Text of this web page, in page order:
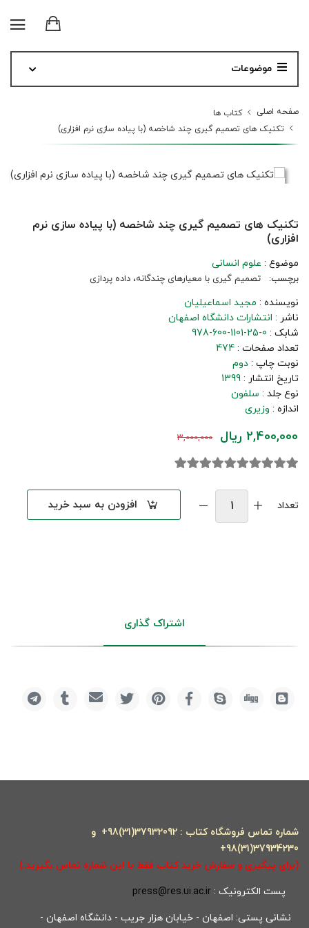
موضوعات
صفحه اصلی
کتاب ها
تکنیک های تصمیم گیری چند شاخصه (با پیاده سازی نرم افزاری)
تکنیک های تصمیم گیری چند شاخصه (با پیاده سازی نرم
افزاری)
موضوع : علوم انسانی
برچسب: تصمیم‏ گیری با معیارهای چندگانه، داده ‏پردازی
نویسنده : مجید اسماعیلیان
ناشر : انتشارات دانشگاه اصفهان
شابک : 978-600-1101-25-0
تعداد صفحات : 474
نوبت چاپ : دوم
تاریخ انتشار : 1399
نوع جلد : سلفون
اندازه : وزیری
2,400,000 ریال 3,000,000
تعداد افزودن به سبد خرید
اشتراک گذاری
شماره تماس فروشگاه کتاب : 37932092(31)98+ و
37934230(31)98+
(برای پیگیری و سفارش خرید کتاب فقط با این شماره تماس بگیرید.)
پست الکترونیک : press@res.ui.ac.ir
نشانی پستی: اصفهان - خیابان هزار جریب - دانشگاه اصفهان -